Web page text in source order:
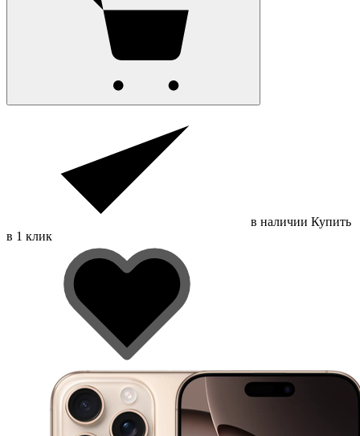
в наличии Купить
в 1 клик